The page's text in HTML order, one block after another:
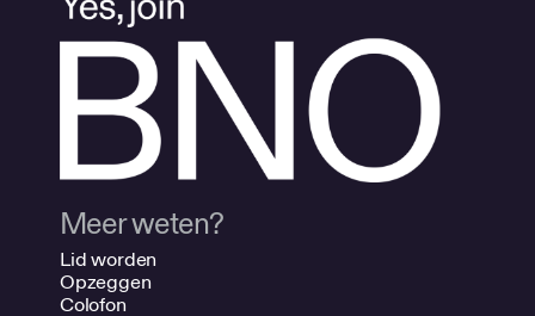
Meer weten?
Lid worden
Opzeggen
Colofon